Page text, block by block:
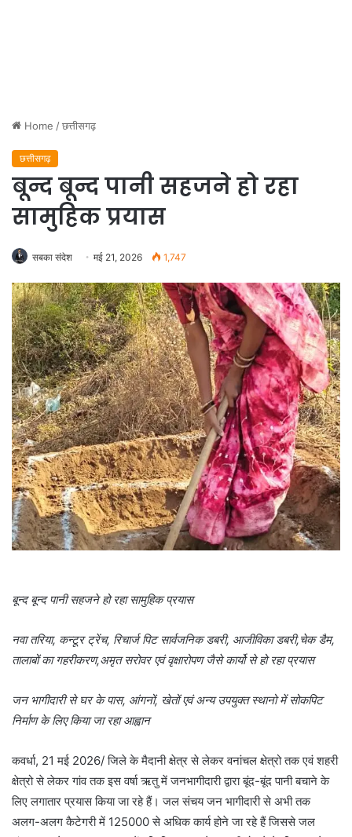
Home /छत्तीसगढ़
छत्तीसगढ़
बून्द बून्द पानी सहजने हो रहा
सामुहिक प्रयास
सबका संदेश मई 21, 2026 1,747
बून्द बून्द पानी सहजने हो रहा सामुहिक प्रयास
नवा तरिया, कन्टूर ट्रेंच, रिचार्ज पिट सार्वजनिक डबरी, आजीविका डबरी,चेक डैम,
तालाबों का गहरीकरण,अमृत सरोवर एवं वृक्षारोपण जैसे कार्यो से हो रहा प्रयास
जन भागीदारी से घर के पास, आंगनों, खेतों एवं अन्य उपयुक्त स्थानो में सोकपिट
निर्माण के लिए किया जा रहा आह्वान
कवर्धा, 21 मई 2026/ जिले के मैदानी क्षेत्र से लेकर वनांचल क्षेत्रो तक एवं शहरी
क्षेत्रो से लेकर गांव तक इस वर्षा ऋतु में जनभागीदारी द्वारा बूंद-बूंद पानी बचाने के
लिए लगातार प्रयास किया जा रहे हैं। जल संचय जन भागीदारी से अभी तक
अलग-अलग कैटेगरी में 125000 से अधिक कार्य होने जा रहे हैं जिससे जल